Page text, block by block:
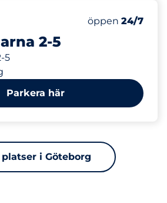
2-5
5
Antal
Totalt antal
Fredag
öppen 24/7
Parkera här
i Göteborg